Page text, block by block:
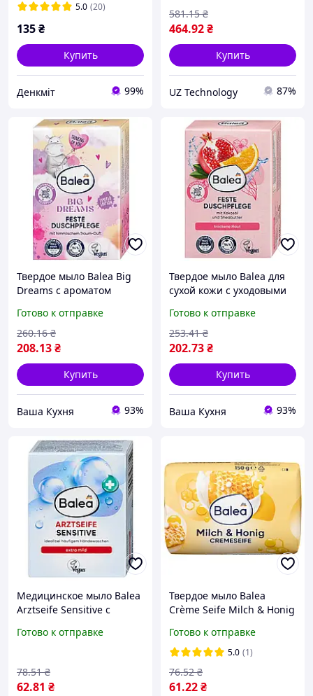
5.0 (20)
135₴
Купить
Денкміт 99%
464.92₴
581.15 ₴
Купить
UZ Technology 87%
Твердое мыло Balea Big
Dreams с ароматом
Готово к отправке
208.13₴
260.16 ₴
Купить
Ваша Кухня 93%
Твердое мыло Balea для
сухой кожи с уходовыми
Готово к отправке
202.73₴
253.41 ₴
Купить
Ваша Кухня 93%
Медицинское мыло Balea
Arztseife Sensitive с
витамином E, для
100 г
Готово к отправке
62.81 ₴
78.51 ₴
Твердое мыло Balea
Crème Seife Milch & Honig
кожи, 150 г
Готово к отправке
5.0 (1)
61.22₴
76.52 ₴